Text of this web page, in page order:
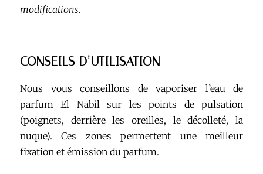
modifications.
CONSEILS D’UTILISATION
Nous vous conseillons de vaporiser l’eau de
parfum El Nabil sur les points de pulsation
(poignets, derrière les oreilles, le décolleté, la
nuque). Ces zones permettent une meilleur
fixation et émission du parfum.